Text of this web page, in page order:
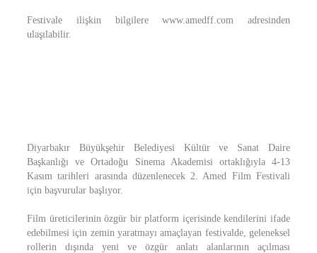
Festivale ilişkin bilgilere www.amedff.com adresinden
ulaşılabilir.
Diyarbakır Büyükşehir Belediyesi Kültür ve Sanat Daire
Başkanlığı ve Ortadoğu Sinema Akademisi ortaklığıyla 4-13
Kasım tarihleri arasında düzenlenecek 2. Amed Film Festivali
için başvurular başlıyor.
Film üreticilerinin özgür bir platform içerisinde kendilerini ifade
edebilmesi için zemin yaratmayı amaçlayan festivalde, geleneksel
rollerin dışında yeni ve özgür anlatı alanlarının açılması